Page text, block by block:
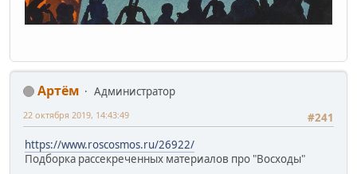
Артём
Администратор
#241
22 октября 2019, 14:43:49
https://www.roscosmos.ru/26922/
Подборка рассекреченных материалов про "Восходы"